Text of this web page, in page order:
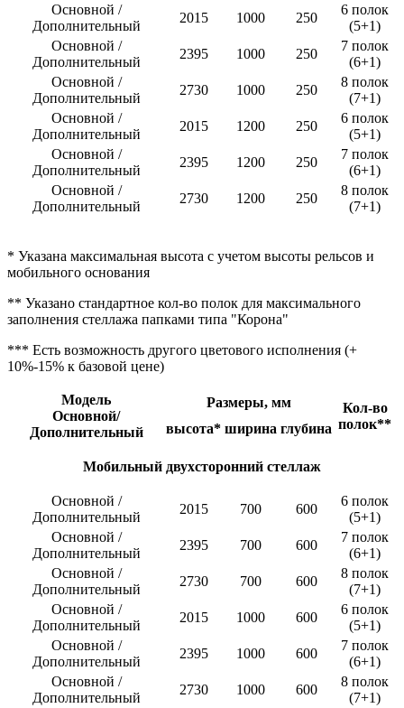
Основной /
Дополнительный
2015 1000 250
6 полок
(5+1)
Основной /
Дополнительный
2395 1000 250
7 полок
(6+1)
Основной /
Дополнительный
2730 1000 250
8 полок
(7+1)
Основной /
Дополнительный
2015 1200 250
6 полок
(5+1)
Основной /
Дополнительный
2395 1200 250
7 полок
(6+1)
Основной /
Дополнительный
2730 1200 250
8 полок
(7+1)
* Указана максимальная высота с учетом высоты рельсов и
мобильного основания
** Указано стандартное кол-во полок для максимального
заполнения стеллажа папками типа "Корона"
*** Есть возможность другого цветового исполнения (+
10%-15% к базовой цене)
Модель
Основной/
Дополнительный
Размеры, мм
Кол-во
полок**
высота* ширина глубина
Мобильный двухсторонний стеллаж
Основной /
Дополнительный
2015 700 600
6 полок
(5+1)
Основной /
Дополнительный
2395 700 600
7 полок
(6+1)
Основной /
Дополнительный
2730 700 600
8 полок
(7+1)
Основной /
Дополнительный
2015 1000 600
6 полок
(5+1)
Основной /
Дополнительный
2395 1000 600
7 полок
(6+1)
Основной /
Дополнительный
2730 1000 600
8 полок
(7+1)